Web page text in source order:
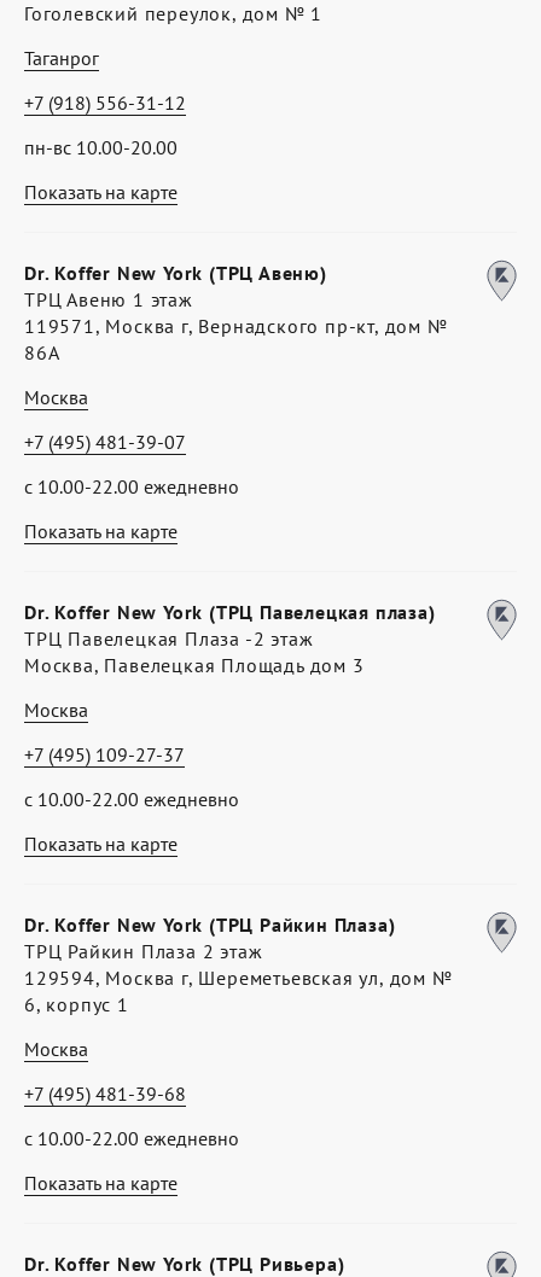
Показать на карте
Гоголевский переулок, дом № 1
Таганрог
пн-вс 10.00-20.00
+7 (918) 556-31-12
Показать на карте
Dr. Koffer New York (ТРЦ Авеню)
ТРЦ Авеню 1 этаж
119571, Москва г, Вернадского пр-кт, дом №
86А
Москва
с 10.00-22.00 ежедневно
+7 (495) 481-39-07
Показать на карте
Dr. Koffer New York (ТРЦ Павелецкая плаза)
ТРЦ Павелецкая Плаза -2 этаж
Москва, Павелецкая Площадь дом 3
Москва
с 10.00-22.00 ежедневно
+7 (495) 109-27-37
Показать на карте
Dr. Koffer New York (ТРЦ Райкин Плаза)
ТРЦ Райкин Плаза 2 этаж
129594, Москва г, Шереметьевская ул, дом №
6, корпус 1
Москва
с 10.00-22.00 ежедневно
+7 (495) 481-39-68
Dr. Koffer New York (ТРЦ Ривьера)